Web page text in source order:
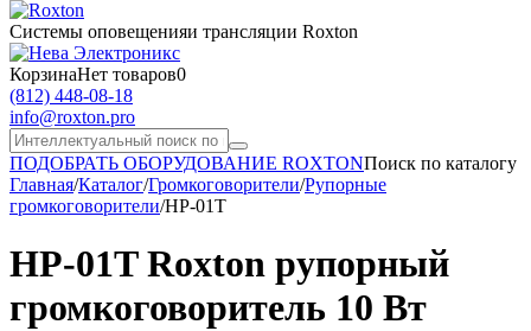
Системы оповещенияи трансляции Roxton
КорзинаНет товаров0
(812) 448-08-18
info@roxton.pro
ПОДОБРАТЬ ОБОРУДОВАНИЕ ROXTONПоиск по каталогу
Главная/Каталог/Громкоговорители/Рупорные
громкоговорители/HP-01T
HP-01T Roxton рупорный
громкоговоритель 10 Вт